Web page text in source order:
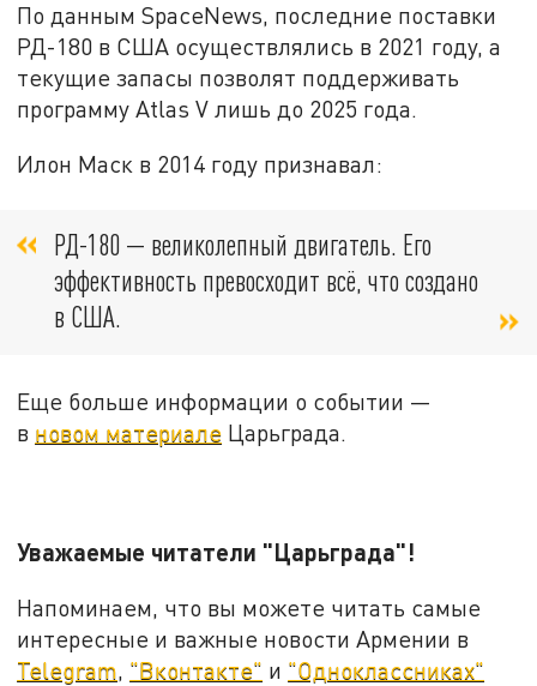
По данным SpaceNews, последние поставки
РД-180 в США осуществлялись в 2021 году, а
текущие запасы позволят поддерживать
программу Atlas V лишь до 2025 года.
Илон Маск в 2014 году признавал:
РД-180 — великолепный двигатель. Его
эффективность превосходит всё, что создано
в США.
Еще больше информации о событии —
в новом материале Царьграда.
Уважаемые читатели "Царьграда"!
Напоминаем, что вы можете читать самые
интересные и важные новости Армении в
Telegram, "Вконтакте" и "Одноклассниках"